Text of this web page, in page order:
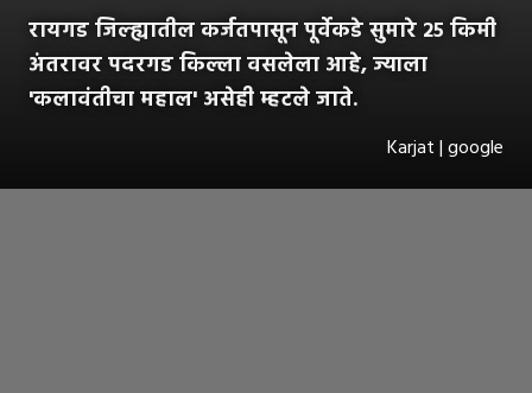
रायगड जिल्ह्यातील कर्जतपासून पूर्वेकडे सुमारे २५ किमी
अंतरावर पदरगड किल्ला वसलेला आहे, ज्याला
'कलावंतीचा महाल' असेही म्हटले जाते.
Karjat | google